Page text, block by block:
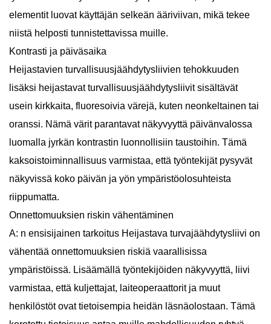
elementit luovat käyttäjän selkeän ääriviivan, mikä tekee
niistä helposti tunnistettavissa muille.
Kontrasti ja päiväsaika
Heijastavien turvallisuusjäähdytysliivien tehokkuuden
lisäksi heijastavat turvallisuusjäähdytysliivit sisältävät
usein kirkkaita, fluoresoivia värejä, kuten neonkeltainen tai
oranssi. Nämä värit parantavat näkyvyyttä päivänvalossa
luomalla jyrkän kontrastin luonnollisiin taustoihin. Tämä
kaksoistoiminnallisuus varmistaa, että työntekijät pysyvät
näkyvissä koko päivän ja yön ympäristöolosuhteista
riippumatta.
Onnettomuuksien riskin vähentäminen
A: n ensisijainen tarkoitus Heijastava turvajäähdytysliivi on
vähentää onnettomuuksien riskiä vaarallisissa
ympäristöissä. Lisäämällä työntekijöiden näkyvyyttä, liivi
varmistaa, että kuljettajat, laiteoperaattorit ja muut
henkilöstöt ovat tietoisempia heidän läsnäolostaan. Tämä